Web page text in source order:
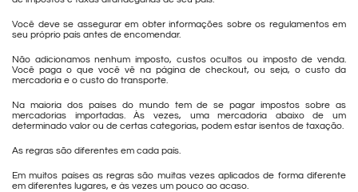
Você deve se assegurar em obter informações sobre os regulamentos em
seu próprio país antes de encomendar.
Não adicionamos nenhum imposto, custos ocultos ou imposto de venda.
Você paga o que você vê na página de checkout, ou seja, o custo da
mercadoria e o custo do transporte.
Na maioria dos países do mundo tem de se pagar impostos sobre as
mercadorias importadas. Às vezes, uma mercadoria abaixo de um
determinado valor ou de certas categorias, podem estar isentos de taxação.
As regras são diferentes em cada país.
Em muitos países as regras são muitas vezes aplicados de forma diferente
em diferentes lugares, e às vezes um pouco ao acaso.